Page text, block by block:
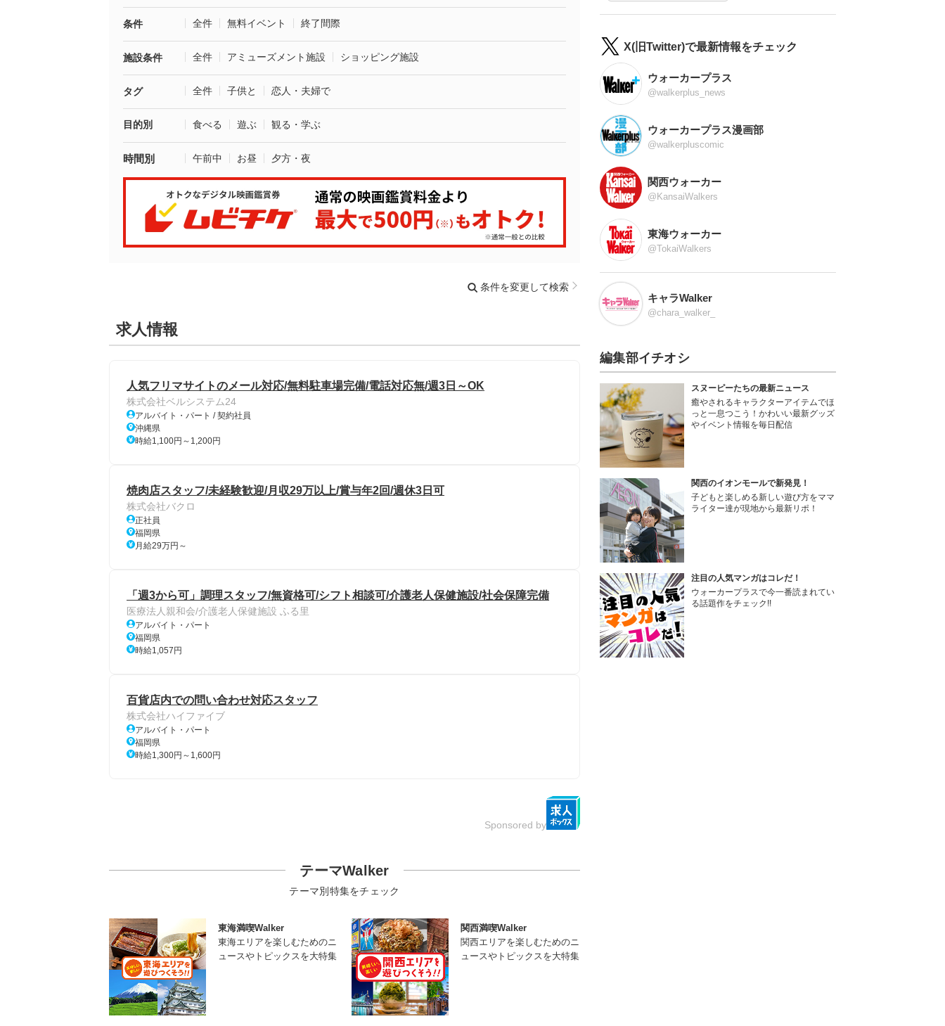
条件 全件 無料イベント 終了間際
施設条件 全件 アミューズメント施設 ショッピング施設
タグ 全件 子供と 恋人・夫婦で
目的別 食べる 遊ぶ 観る・学ぶ
時間別 午前中 お昼 夕方・夜
条件を変更して検索
求人情報
人気フリマサイトのメール対応/無料駐車場完備/電話対応無/週3日～OK
株式会社ベルシステム24
アルバイト・パート / 契約社員
沖縄県
時給1,100円～1,200円
焼肉店スタッフ/未経験歓迎/月収29万以上/賞与年2回/週休3日可
株式会社バクロ
正社員
福岡県
月給29万円～
「週3から可」調理スタッフ/無資格可/シフト相談可/介護老人保健施設/社会保障完備
医療法人親和会/介護老人保健施設 ふる里
アルバイト・パート
福岡県
時給1,057円
百貨店内での問い合わせ対応スタッフ
株式会社ハイファイブ
アルバイト・パート
福岡県
時給1,300円～1,600円
Sponsored by
テーマWalker
テーマ別特集をチェック
東海満喫Walker
東海エリアを楽しむためのニ
ュースやトピックスを大特集
関西満喫Walker
関西エリアを楽しむためのニ
ュースやトピックスを大特集
X(旧Twitter)で最新情報をチェック
ウォーカープラス
@walkerplus_news
ウォーカープラス漫画部
@walkerpluscomic
関西ウォーカー
@KansaiWalkers
東海ウォーカー
@TokaiWalkers
キャラWalker
@chara_walker_
編集部イチオシ
スヌーピーたちの最新ニュース
癒やされるキャラクターアイテムでほ
っと一息つこう！かわいい最新グッズ
やイベント情報を毎日配信
関西のイオンモールで新発見！
子どもと楽しめる新しい遊び方をママ
ライター達が現地から最新リポ！
注目の人気マンガはコレだ！
ウォーカープラスで今一番読まれてい
る話題作をチェック!!